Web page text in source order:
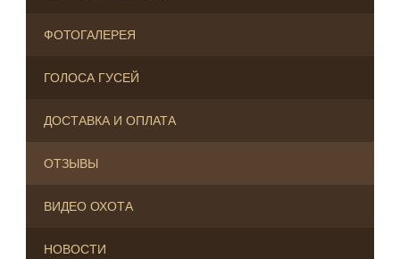
ФОТОГАЛЕРЕЯ
ГОЛОСА ГУСЕЙ
ДОСТАВКА И ОПЛАТА
ОТЗЫВЫ
ВИДЕО ОХОТА
НОВОСТИ